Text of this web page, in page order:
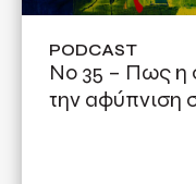
PODCAST
Νο 35 – Πως η
την αφύπνιση